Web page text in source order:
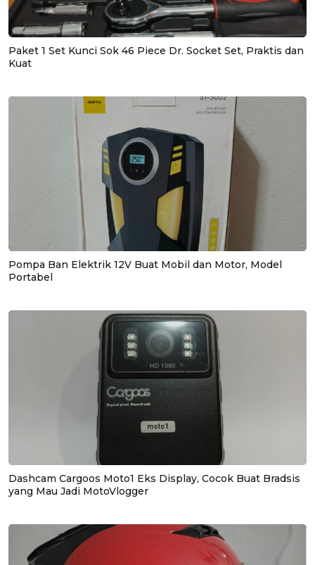
Paket 1 Set Kunci Sok 46 Piece Dr. Socket Set, Praktis dan
Kuat
Pompa Ban Elektrik 12V Buat Mobil dan Motor, Model
Portabel
Dashcam Cargoos Moto1 Eks Display, Cocok Buat Bradsis
yang Mau Jadi MotoVlogger